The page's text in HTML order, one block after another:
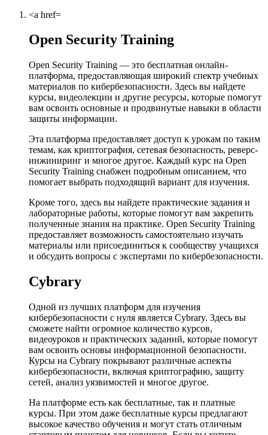
<a href=
Open Security Training
Open Security Training — это бесплатная онлайн-
платформа, предоставляющая широкий спектр учебных
материалов по кибербезопасности. Здесь вы найдете
курсы, видеолекции и другие ресурсы, которые помогут
вам освоить основные и продвинутые навыки в области
защиты информации.
Эта платформа предоставляет доступ к урокам по таким
темам, как криптография, сетевая безопасность, реверс-
инжиниринг и многое другое. Каждый курс на Open
Security Training снабжен подробным описанием, что
помогает выбрать подходящий вариант для изучения.
Кроме того, здесь вы найдете практические задания и
лабораторные работы, которые помогут вам закрепить
полученные знания на практике. Open Security Training
предоставляет возможность самостоятельно изучать
материалы или присоединиться к сообществу учащихся
и обсудить вопросы с экспертами по кибербезопасности.
Cybrary
Одной из лучших платформ для изучения
кибербезопасности с нуля является Cybrary. Здесь вы
сможете найти огромное количество курсов,
видеоуроков и практических заданий, которые помогут
вам освоить основы информационной безопасности.
Курсы на Cybrary покрывают различные аспекты
кибербезопасности, включая криптографию, защиту
сетей, анализ уязвимостей и многое другое.
На платформе есть как бесплатные, так и платные
курсы. При этом даже бесплатные курсы предлагают
высокое качество обучения и могут стать отличным